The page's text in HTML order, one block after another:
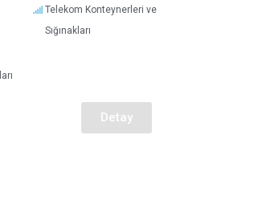
Telekom Konteynerleri ve
Sığınakları
Detay